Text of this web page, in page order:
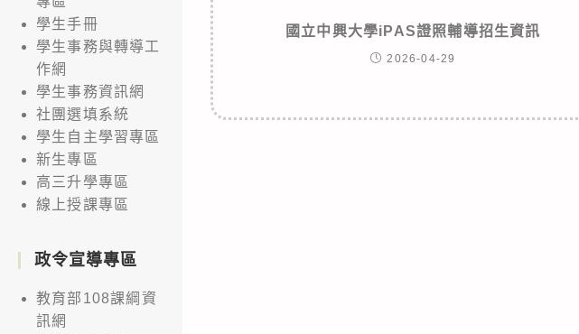
國立中興大學iPAS證照輔導招生資訊
2026-04-29
學生手冊
學生事務與轉導工
作網
學生事務資訊網
社團選填系統
學生自主學習專區
新生專區
高三升學專區
線上授課專區
政令宣導專區
教育部108課綱資
訊網